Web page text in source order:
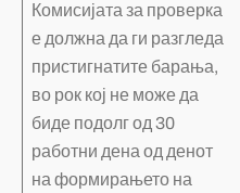
Комисијата за проверка
е должна да ги разгледа
пристигнатите барања,
во рок кој не може да
биде подолг од 30
работни дена од денот
на формирањето на